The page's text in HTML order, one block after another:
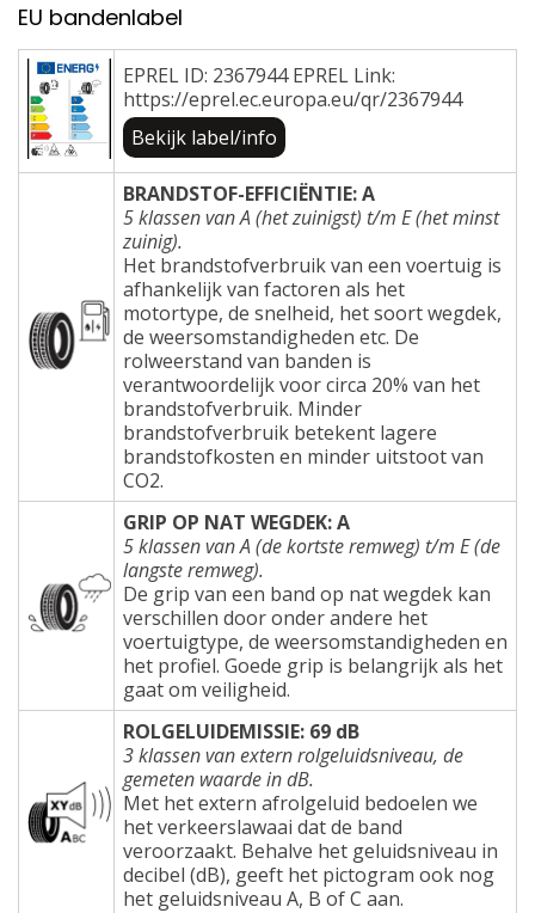
EU bandenlabel
EPREL ID: 2367944 EPREL Link:
https://eprel.ec.europa.eu/qr/2367944
Bekijk label/info
BRANDSTOF-EFFICIËNTIE: A
5 klassen van A (het zuinigst) t/m E (het minst
zuinig).
Het brandstofverbruik van een voertuig is
afhankelijk van factoren als het
motortype, de snelheid, het soort wegdek,
de weersomstandigheden etc. De
rolweerstand van banden is
verantwoordelijk voor circa 20% van het
brandstofverbruik. Minder
brandstofverbruik betekent lagere
brandstofkosten en minder uitstoot van
CO2.
GRIP OP NAT WEGDEK: A
5 klassen van A (de kortste remweg) t/m E (de
langste remweg).
De grip van een band op nat wegdek kan
verschillen door onder andere het
voertuigtype, de weersomstandigheden en
het profiel. Goede grip is belangrijk als het
gaat om veiligheid.
ROLGELUIDEMISSIE: 69 dB
3 klassen van extern rolgeluidsniveau, de
gemeten waarde in dB.
Met het extern afrolgeluid bedoelen we
het verkeerslawaai dat de band
veroorzaakt. Behalve het geluidsniveau in
decibel (dB), geeft het pictogram ook nog
het geluidsniveau A, B of C aan.